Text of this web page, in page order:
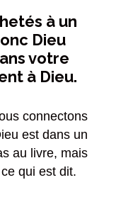
à un
Dieu
votre
à Dieu.
connectons
est dans un
au livre, mais
qui est dit.